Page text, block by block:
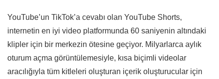
YouTube’un TikTok’a cevabı olan YouTube Shorts,
internetin en iyi video platformunda 60 saniyenin altındaki
klipler için bir merkezin ötesine geçiyor. Milyarlarca aylık
oturum açma görüntülemesiyle, kısa biçimli videolar
aracılığıyla tüm kitleleri oluşturan içerik oluşturucular için